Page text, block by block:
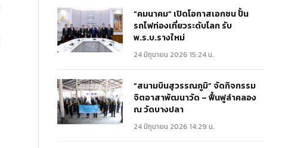
“คมนาคม” เปิดโอกาสเอกชน ปั้น
รถไฟท่องเที่ยวระดับโลก รับ
พ.ร.บ.รางใหม่
24 มิถุนายน 2026 15:24 น.
“สนามบินสุวรรณภูมิ” จัดกิจกรรม
จิตอาสาพัฒนาวัด – ฟื้นฟูลำคลอง
ณ วัดบางปลา
24 มิถุนายน 2026 14:29 น.